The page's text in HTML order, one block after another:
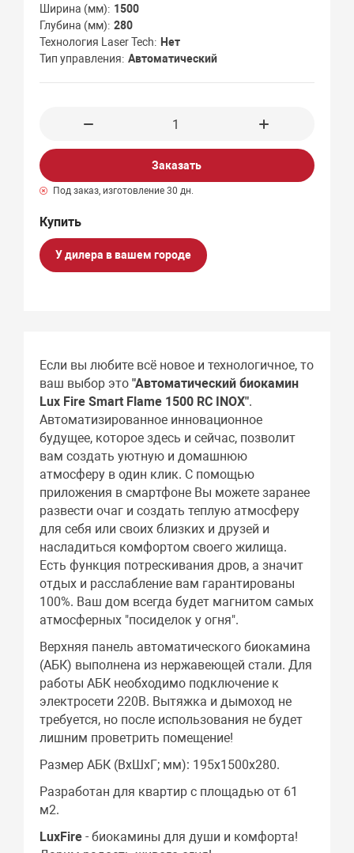
Ширина (мм)
1500
Глубина (мм) 280
Технология Laser Tech
Нет
Тип управления Автоматический
Заказать
Под заказ, изготовление 30 дн.
У дилера в вашем городе
Если вы любите всё новое и технологичное, то
ваш выбор это"Автоматический биокамин
Lux Fire Smart Flame 1500 RC INOX".
Автоматизированное инновационное
будущее, которое здесь и сейчас, позволит
вам создать уютную и домашнюю
атмосферу в один клик. С помощью
приложения в смартфоне Вы можете заранее
развести очаг и создать теплую атмосферу
для себя или своих близких и друзей и
насладиться комфортом своего жилища.
Есть функция потрескивания дров, а значит
отдых и расслабление вам гарантированы
100%. Ваш дом всегда будет магнитом самых
атмосферных "посиделок у огня".
Верхняя панель автоматического биокамина
(АБК) выполнена из нержавеющей стали. Для
работы АБК необходимо подключение к
электросети 220В. Вытяжка и дымоход не
требуется, но после использования не будет
лишним проветрить помещение!
Размер АБК (ВхШхГ; мм): 195х1500х280.
Разработан для квартир с площадью от 61
м2.
LuxFire - биокамины для души и комфорта!